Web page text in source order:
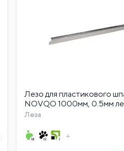
Лезо для пластикового
NOVQO 1000мм, 0.5мм
Леза